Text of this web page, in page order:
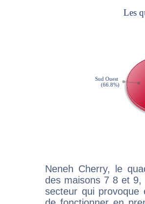
Neneh Cherry, le
des maisons 7 8 et
secteur qui provoque